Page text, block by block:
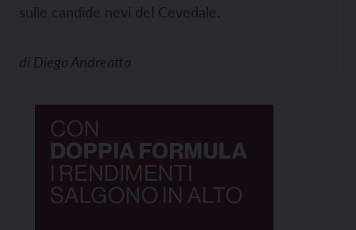
sulle candide nevi del Cevedale.
di Diego Andreatta